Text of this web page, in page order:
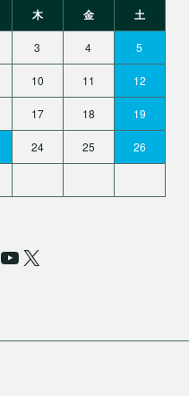
木 金 土
3 4 5
10 11 12
17 18 19
24 25 26
YouTube X